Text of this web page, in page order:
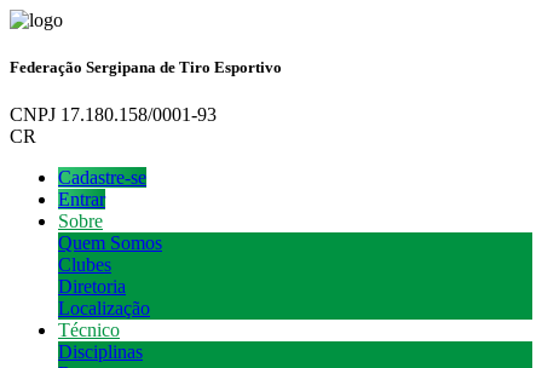
Federação Sergipana de Tiro Esportivo
CNPJ 17.180.158/0001-93
CR
Cadastre-se
Entrar
Sobre
Quem Somos
Clubes
Diretoria
Localização
Técnico
Disciplinas